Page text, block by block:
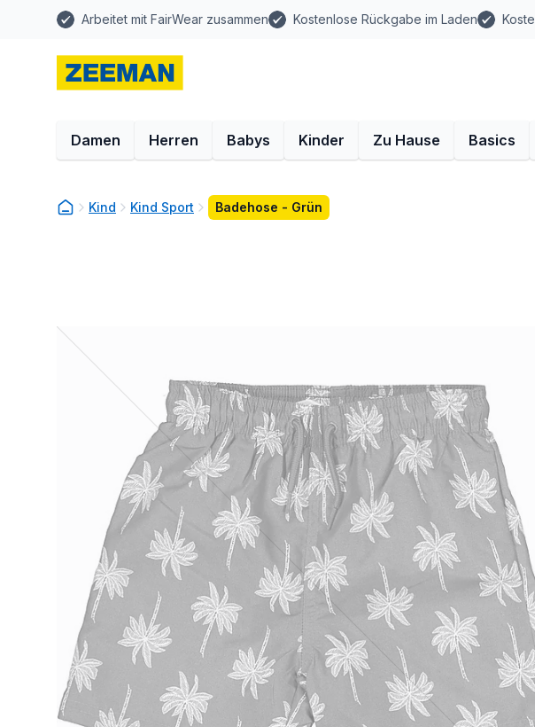
Arbeitet mit FairWear zusammen Kostenlose Rückgabe im Laden
Damen Herren Babys Kinder Zu Hause Basics
Kind Kind Sport Badehose - Grün